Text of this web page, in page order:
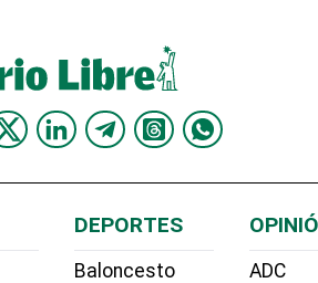
DEPORTES
Baloncesto
ADC